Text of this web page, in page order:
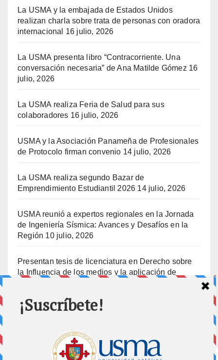
La USMA y la embajada de Estados Unidos
realizan charla sobre trata de personas con oradora
internacional
16 julio, 2026
La USMA presenta libro “Contracorriente. Una
conversación necesaria” de Ana Matilde Gómez 16
julio, 2026
La USMA realiza Feria de Salud para sus
colaboradores 16 julio, 2026
USMA y la Asociación Panameña de Profesionales
de Protocolo firman convenio 14 julio, 2026
La USMA realiza segundo Bazar de
Emprendimiento Estudiantil 2026 14 julio, 2026
USMA reunió a expertos regionales en la Jornada
de Ingeniería Sísmica: Avances y Desafíos en la
Región 10 julio, 2026
Presentan tesis de licenciatura en Derecho sobre
la Influencia de los medios y la aplicación de